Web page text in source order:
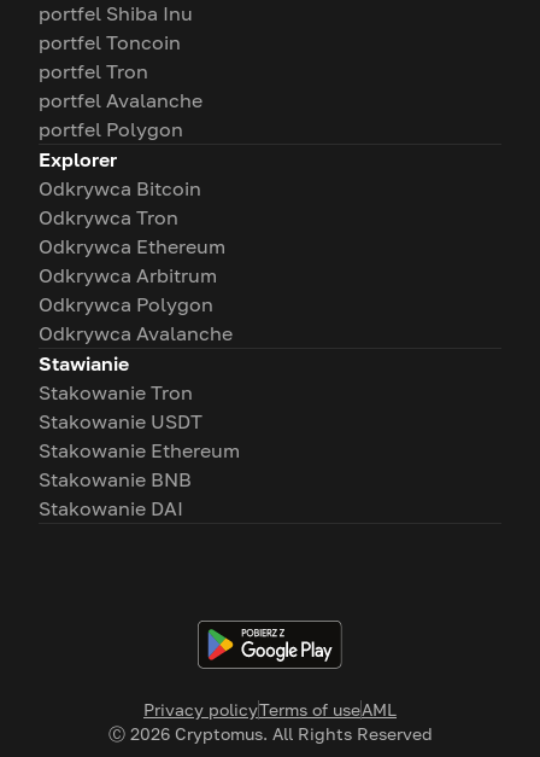
Privacy policyTerms of useAML
Ⓒ 2026Cryptomus. All Rights Reserved
portfel Shiba Inu
portfel Toncoin
portfel Tron
portfel Avalanche
portfel Polygon
Explorer
Odkrywca Bitcoin
Odkrywca Tron
Odkrywca Ethereum
Odkrywca Arbitrum
Odkrywca Polygon
Odkrywca Avalanche
Stawianie
Stakowanie Tron
Stakowanie USDT
Stakowanie Ethereum
Stakowanie BNB
Stakowanie DAI